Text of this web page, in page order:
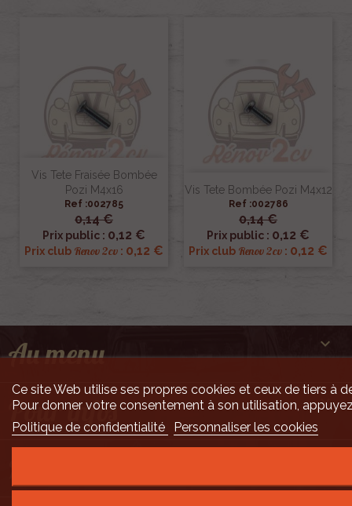
Vis Tete Fraisée Bombée
Pozi M4x16
Ref :002785
0,14 €
Prix public : 0,12 €
Prix club Renov 2cv : 0,12 €
Vis Tete Bombée Pozi M4x12
Ref :002786
0,14 €
Prix public : 0,12 €
Prix club Renov 2cv : 0,12 €
Au menu 
Pour infos 
Ce site Web utilise ses propres cookies et ceux de tiers à
Pour donner votre consentement à son utilisation,
Politique de confidentialité
Personnaliser les cookies